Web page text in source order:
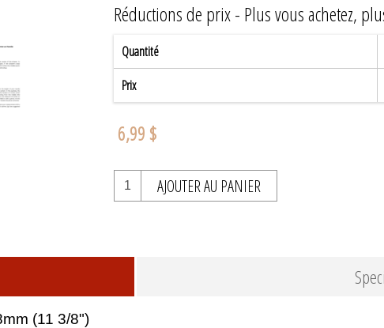
Réductions de prix - Plus vous achetez,
Quantité
Prix
6,99 $
AJOUTER AU PANIER
(11 3/8")